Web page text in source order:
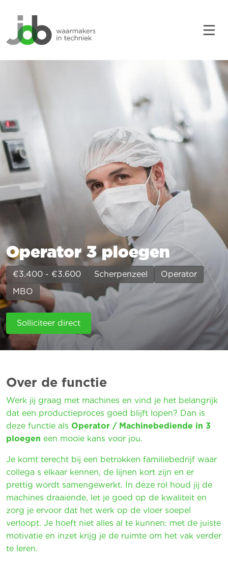
Operator 3 ploegen
€3.400 - €3.600 Scherpenzeel
Operator
MBO
Solliciteer direct
Over de functie
Werk jij graag met machines en vind je het belangrijk
dat een productieproces goed blijft lopen? Dan is
deze functie als Operator / Machinebediende in 3
ploegen een mooie kans voor jou.
Je komt terecht bij een betrokken familiebedrijf waar
collega s elkaar kennen, de lijnen kort zijn en er
prettig wordt samengewerkt. In deze rol houd jij de
machines draaiende, let je goed op de kwaliteit en
zorg je ervoor dat het werk op de vloer soepel
verloopt. Je hoeft niet alles al te kunnen: met de juiste
motivatie en inzet krijg je de ruimte om het vak verder
te leren.